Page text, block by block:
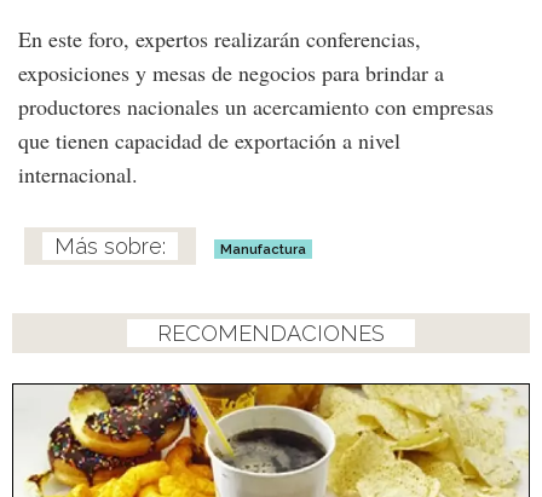
En este foro, expertos realizarán conferencias,
exposiciones y mesas de negocios para brindar a
productores nacionales un acercamiento con empresas
que tienen capacidad de exportación a nivel
internacional.
Manufactura
RECOMENDACIONES